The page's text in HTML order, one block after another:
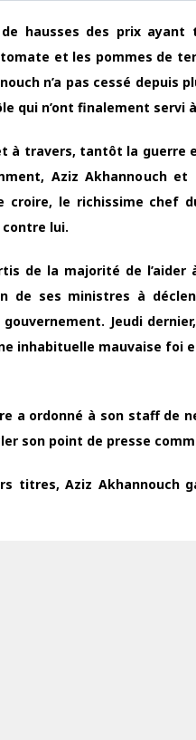
hausses des prix ayant
et les pommes de
n’a pas cessé depuis
qui n’ont finalement servi
à travers, tantôt la guerre
Aziz Akhannouch
le richissime chef
contre lui.
de la majorité de
de ses ministres à
Jeudi
inhabituelle mauvaise
a ordonné à son staff de
point de presse
titres, Aziz Akhannouch